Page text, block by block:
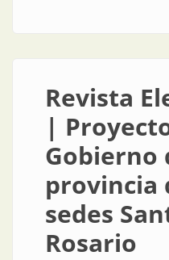
Revista
|
Gobierno
provincia
sedes
Rosario